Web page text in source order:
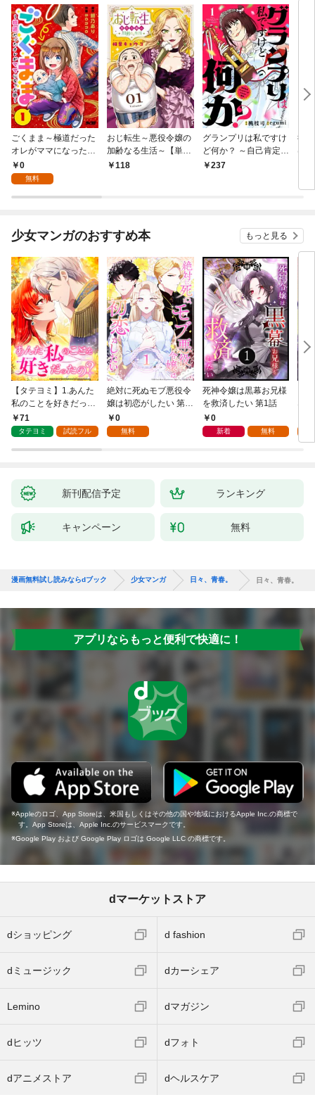
ごくまま～極道だった
オレがママになった話
～【単話】（１）
0
無料
おじ転生～悪役令嬢の
加齢なる生活～【単
話】（１）
118
グランプリは私ですけ
ど何か？ ～自己肯定モ
ンスターのミスコン無
237
後
は
少女マンガのおすすめ本 もっと見る
【タテヨミ】1.あんた
私のことを好きだった
の？
71
タテヨミ 試読フル
絶対に死ぬモブ悪役令
嬢は初恋がしたい 第1
話0
無料
死神令嬢は黒幕お兄様
を救済したい 第1話
0
新着 無料
な
新刊配信予定 ランキング
キャンペーン 無料
漫画無料試し読みならdブック 少女マンガ 日々、青春。 日々、青春。
アプリならもっと便利で快適に！
Appleのロゴ、App Storeは、米国もしくはその他の国や地域におけるApple Inc.の商標で
す。App Storeは、Apple Inc.のサービスマークです。
Google Play および Google Play ロゴは Google LLC の商標です。
dマーケットストア
dショッピング d fashion
dミュージック dカーシェア
Lemino dマガジン
dヒッツ dフォト
dアニメストア dヘルスケア